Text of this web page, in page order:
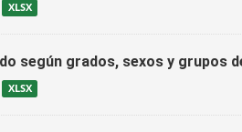
XLSX
según grados, sexos y grupos
XLSX